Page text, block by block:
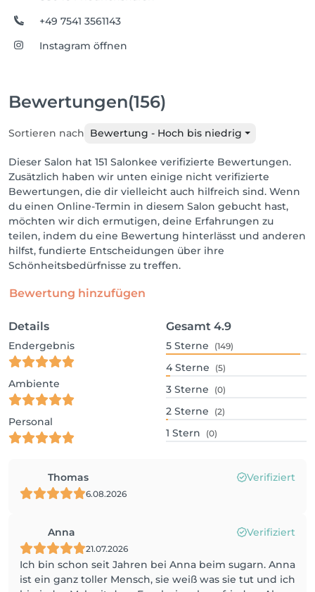
+49 7541 3561143
Instagram öffnen
Bewertungen(156)
Sortieren nach Bewertung - Hoch bis niedrig
Dieser Salon hat 151 Salonkee verifizierte Bewertungen.
Zusätzlich haben wir unten einige nicht verifizierte
Bewertungen, die dir vielleicht auch hilfreich sind. Wenn
du einen Online-Termin in diesem Salon gebucht hast,
möchten wir dich ermutigen, deine Erfahrungen zu
teilen, indem du eine Bewertung hinterlässt und anderen
hilfst, fundierte Entscheidungen über ihre
Schönheitsbedürfnisse zu treffen.
Bewertung hinzufügen
Details
Endergebnis
Ambiente
Personal
Gesamt 4.9
5 Sterne (149)
4 Sterne (5)
3 Sterne (0)
2 Sterne (2)
1 Stern (0)
Thomas Verifiziert
6.08.2026
Anna Verifiziert
21.07.2026
Ich bin schon seit Jahren bei Anna beim sugarn. Anna
ist ein ganz toller Mensch, sie weiß was sie tut und ich